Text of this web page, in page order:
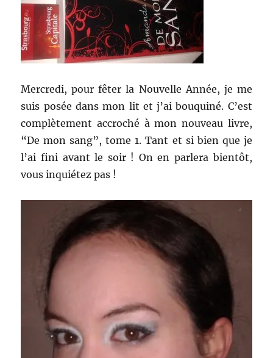
Mercredi, pour fêter la Nouvelle Année, je me
suis posée dans mon lit et j’ai bouquiné. C’est
complètement accroché à mon nouveau livre,
“De mon sang”, tome 1. Tant et si bien que je
l’ai fini avant le soir ! On en parlera bientôt,
vous inquiétez pas !